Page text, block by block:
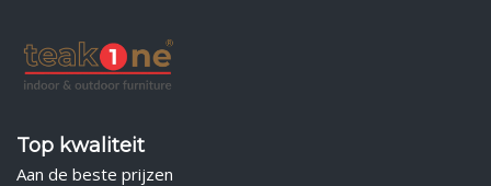
Top kwaliteit
Aan de beste prijzen